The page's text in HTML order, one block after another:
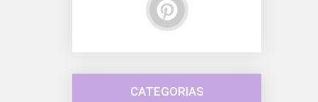
CATEGORIAS